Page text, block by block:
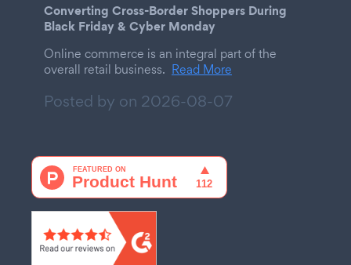
Converting Cross-Border Shoppers During
Black Friday & Cyber Monday
Online commerce is an integral part of the
overall retail business. Read More
Posted by on 2026-08-07